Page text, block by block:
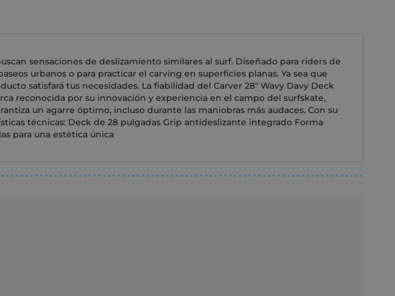
sensaciones de deslizamiento similares al surf. Diseñado para riders de
urbanos o para practicar el carving en superficies planas. Ya sea que
satisfará tus necesidades. La fiabilidad del Carver 28" Wavy Davy Deck
reconocida por su innovación y experiencia en el campo del surfskate,
un agarre óptimo, incluso durante las maniobras más audaces. Con su
técnicas: Deck de 28 pulgadas Grip antideslizante integrado Forma
para una estética única